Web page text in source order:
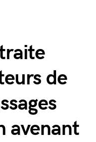
de
avenant